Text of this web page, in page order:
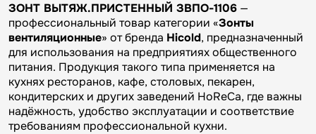
ЗОНТ ВЫТЯЖ.ПРИСТЕННЫЙ ЗВПО-1106 —
профессиональный товар категории «Зонты
вентиляционные» от бренда Hicold, предназначенный
для использования на предприятиях общественного
питания. Продукция такого типа применяется на
кухнях ресторанов, кафе, столовых, пекарен,
кондитерских и других заведений HoReCa, где важны
надёжность, удобство эксплуатации и соответствие
требованиям профессиональной кухни.